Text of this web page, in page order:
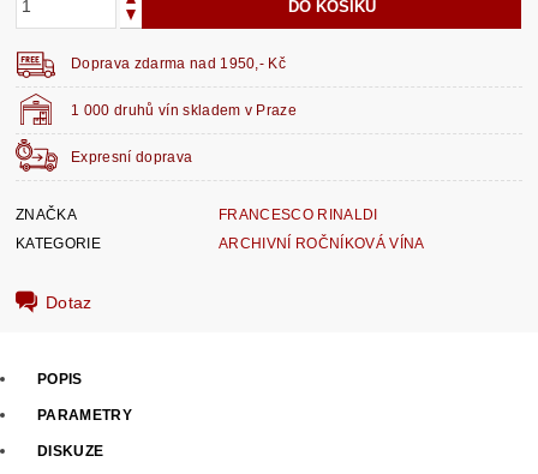
1 000 druhů vín skladem v Praze
Expresní doprava
Doprava zdarma nad 1950,- Kč
ZNAČKA
FRANCESCO RINALDI
KATEGORIE
ARCHIVNÍ ROČNÍKOVÁ VÍNA
Dotaz
POPIS
PARAMETRY
DISKUZE